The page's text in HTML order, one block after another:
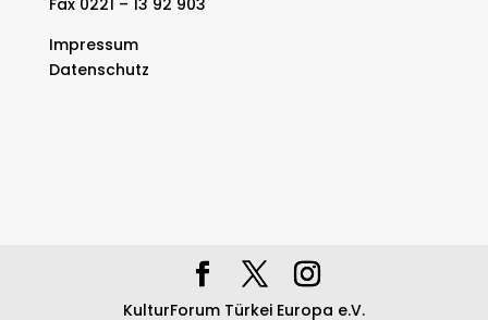
Fax 0221 – 13 92 903
Impressum
Datenschutz
KulturForum Türkei Europa e.V.